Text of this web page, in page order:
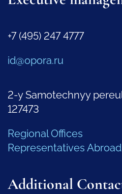
+7 (495) 247 4777
id@opora.ru
2-y Samotechnyy
127473
Regional Offices
Representatives Abroad
Additional